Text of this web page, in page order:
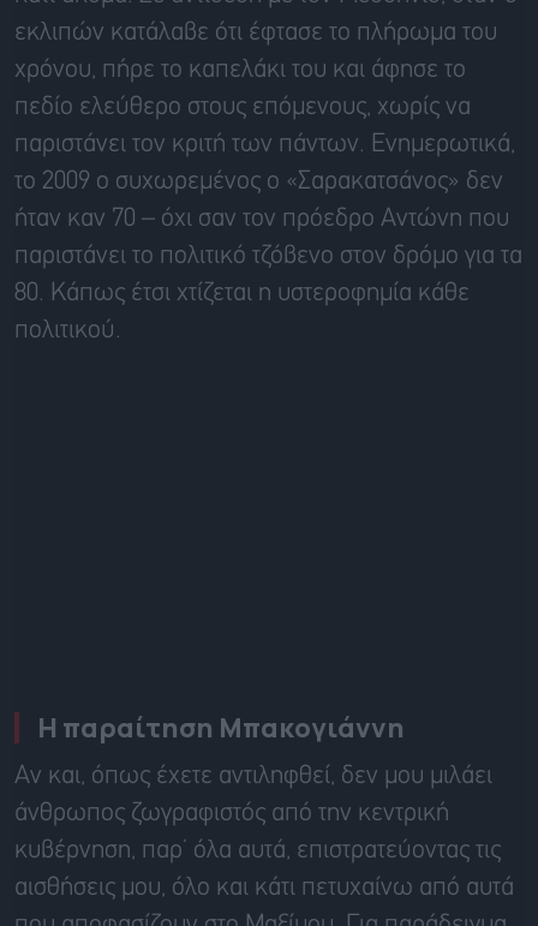
εκλιπών κατάλαβε ότι έφτασε το πλήρωμα του
χρόνου, πήρε το καπελάκι του και άφησε το
πεδίο ελεύθερο στους επόμενους, χωρίς να
παριστάνει τον κριτή των πάντων. Ενημερωτικά,
το 2009 ο συχωρεμένος ο «Σαρακατσάνος» δεν
ήταν καν 70 – όχι σαν τον πρόεδρο Αντώνη που
παριστάνει το πολιτικό τζόβενο στον δρόμο για τα
80. Κάπως έτσι χτίζεται η υστεροφημία κάθε
πολιτικού.
Η παραίτηση Μπακογιάννη
Αν και, όπως έχετε αντιληφθεί, δεν μου μιλάει
άνθρωπος ζωγραφιστός από την κεντρική
κυβέρνηση, παρ’ όλα αυτά, επιστρατεύοντας τις
αισθήσεις μου, όλο και κάτι πετυχαίνω από αυτά